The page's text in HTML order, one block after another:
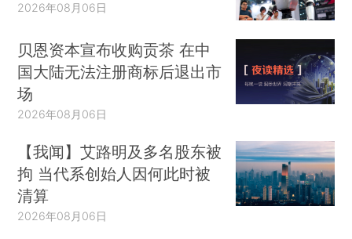
2026年08月06日
贝恩资本宣布收购贡茶 在中
国大陆无法注册商标后退出市
场
2026年08月06日
【我闻】艾路明及多名股东被
拘 当代系创始人因何此时被
清算
2026年08月06日